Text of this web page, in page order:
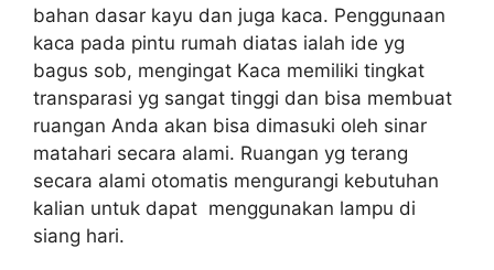
bahan dasar kayu dan juga kaca. Penggunaan
kaca pada pintu rumah diatas ialah ide yg
bagus sob, mengingat Kaca memiliki tingkat
transparasi yg sangat tinggi dan bisa membuat
ruangan Anda akan bisa dimasuki oleh sinar
matahari secara alami. Ruangan yg terang
secara alami otomatis mengurangi kebutuhan
kalian untuk dapat menggunakan lampu di
siang hari.